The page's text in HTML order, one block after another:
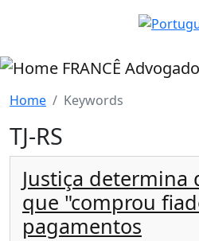
FRANCÊ
Home Keywords
TJ-RS
Justiça determina
que "comprou
pagamentos